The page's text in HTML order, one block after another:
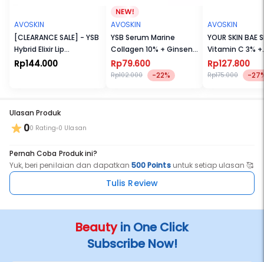
AVOSKIN
[CLEARANCE SALE] - YSB
Hybrid Elixir Lip
Optimizer Serum (5 g)
Rp144.000
AVOSKIN
YSB Serum Marine
Collagen 10% + Ginseng
Root (12 ml)
Rp79.600
Rp102.000 -22%
AVOSKIN
YOUR SKIN BAE
Vitamin C 3% +
Niacinamide
Mandarin
Exctract Serum
Rp127.800
Rp175.000 -
Ulasan Produk
00 Rating 0 Ulasan
Pernah Coba Produk ini?
Yuk, beri penilaian dan dapatkan500 Pointsuntuk setiap ulasan 🥰
Tulis Review
Beautyin One Click
Subscribe Now!